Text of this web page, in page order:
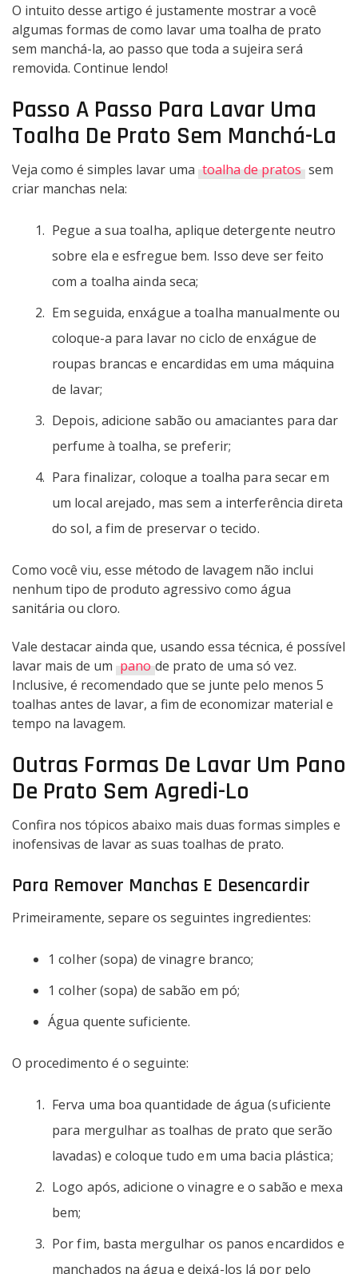
O intuito desse artigo é justamente mostrar a você
algumas formas de como lavar uma toalha de prato
sem manchá-la, ao passo que toda a sujeira será
removida. Continue lendo!
Passo A Passo Para Lavar Uma
Toalha De Prato Sem Manchá-La
Veja como é simples lavar uma toalha de pratos sem
criar manchas nela:
Pegue a sua toalha, aplique detergente neutro
sobre ela e esfregue bem. Isso deve ser feito
com a toalha ainda seca;
Em seguida, enxágue a toalha manualmente ou
coloque-a para lavar no ciclo de enxágue de
roupas brancas e encardidas em uma máquina
de lavar;
Depois, adicione sabão ou amaciantes para dar
perfume à toalha, se preferir;
Para finalizar, coloque a toalha para secar em
um local arejado, mas sem a interferência direta
do sol, a fim de preservar o tecido.
Como você viu, esse método de lavagem não inclui
nenhum tipo de produto agressivo como água
sanitária ou cloro.
Vale destacar ainda que, usando essa técnica, é possível
lavar mais de um pano de prato de uma só vez.
Inclusive, é recomendado que se junte pelo menos 5
toalhas antes de lavar, a fim de economizar material e
tempo na lavagem.
Outras Formas De Lavar Um Pano
De Prato Sem Agredi-Lo
Confira nos tópicos abaixo mais duas formas simples e
inofensivas de lavar as suas toalhas de prato.
Para Remover Manchas E Desencardir
Primeiramente, separe os seguintes ingredientes:
1 colher (sopa) de vinagre branco;
1 colher (sopa) de sabão em pó;
Água quente suficiente.
O procedimento é o seguinte:
Ferva uma boa quantidade de água (suficiente
para mergulhar as toalhas de prato que serão
lavadas) e coloque tudo em uma bacia plástica;
Logo após, adicione o vinagre e o sabão e mexa
bem;
Por fim, basta mergulhar os panos encardidos e
manchados na água e deixá-los lá por pelo